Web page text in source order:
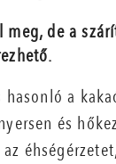
meg, de a
hasonló a
és